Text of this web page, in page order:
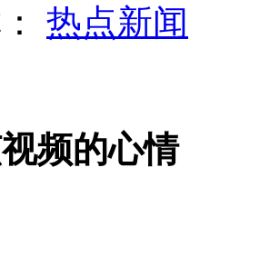
热点新闻
频的心情